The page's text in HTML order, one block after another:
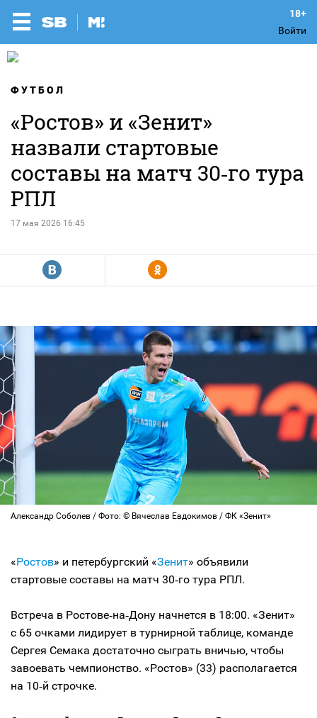
Войти
ФУТБОЛ
«Ростов» и «Зенит»
назвали стартовые
составы на матч 30‑го тура
РПЛ
17 мая 2026 16:45
R Y
Александр Соболев / Фото: © Вячеслав Евдокимов / ФК «Зенит»
«Ростов» и петербургский «Зенит» объявили
стартовые составы на матч 30‑го тура РПЛ.
Встреча в Ростове‑на‑Дону начнется в 18:00. «Зенит»
с 65 очками лидирует в турнирной таблице, команде
Сергея Семака достаточно сыграть вничью, чтобы
завоевать чемпионство. «Ростов» (33) располагается
на 10‑й строчке.